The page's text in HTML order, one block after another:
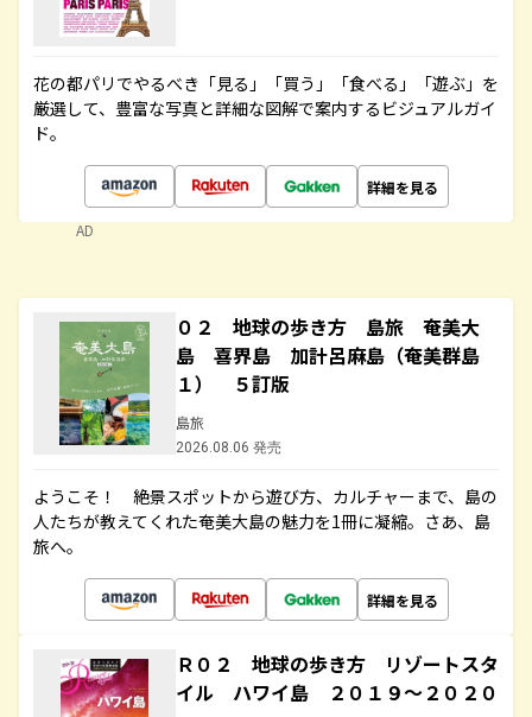
花の都パリでやるべき「見る」「買う」「食べる」「遊ぶ」を
厳選して、豊富な写真と詳細な図解で案内するビジュアルガイ
ド。
詳細を見る
AD
０２ 地球の歩き方 島旅 奄美大
島 喜界島 加計呂麻島（奄美群島
１） ５訂版
島旅
2026.08.06 発売
ようこそ！ 絶景スポットから遊び方、カルチャーまで、島の
人たちが教えてくれた奄美大島の魅力を1冊に凝縮。さあ、島
旅へ。
詳細を見る
Ｒ０２ 地球の歩き方 リゾートスタ
イル ハワイ島 ２０１９～２０２０